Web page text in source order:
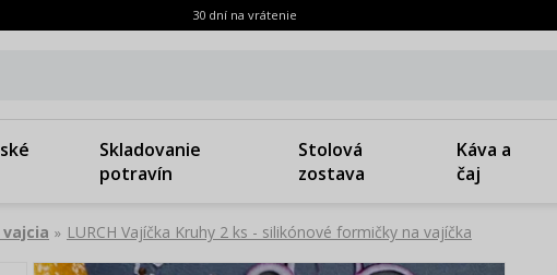
30 dní na vrátenie
Skladovanie
potravín
Stolová
zostava
Káva a
čaj
» LURCH Vajíčka Kruhy 2 ks - silikónové formičky na vajíčka